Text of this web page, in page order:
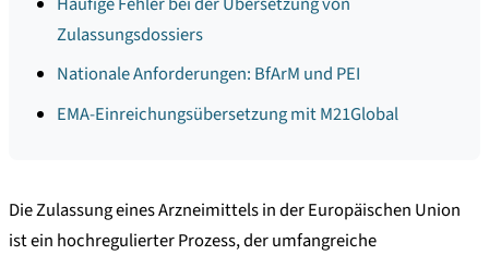
Zulassungsdossiers
Nationale Anforderungen: BfArM und PEI
EMA-Einreichungsübersetzung mit M21Global
Die Zulassung eines Arzneimittels in der Europäischen Union
ist ein hochregulierter Prozess, der umfangreiche